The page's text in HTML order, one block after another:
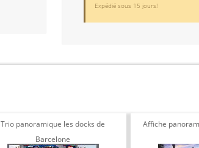
Expédié sous 15 jours!
Trio panoramique les docks de
Barcelone
Affiche